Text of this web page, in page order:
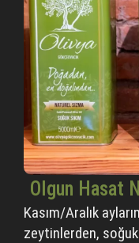
Olgun Hasat
Kasım/Aralık
zeytinlerden, soğuk